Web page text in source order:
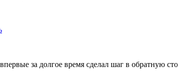
за долгое время сделал шаг в обратную